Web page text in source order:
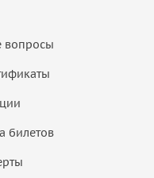
вопросы
билетов